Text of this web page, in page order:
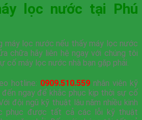
lọc nước tại Phú
máy lọc nước nếu thấy máy lọc nước
chữa hãy liên hệ ngay với chúng tôi
cố máy lọc nước nhà bạn gặp phải.
hotline: 0909.510.559 nhân viên kỹ
ngay để khắc phục kịp thời sự cố
đội ngũ kỹ thuật lâu năm nhiều kinh
phục được tất cả các lỗi kỹ thuật